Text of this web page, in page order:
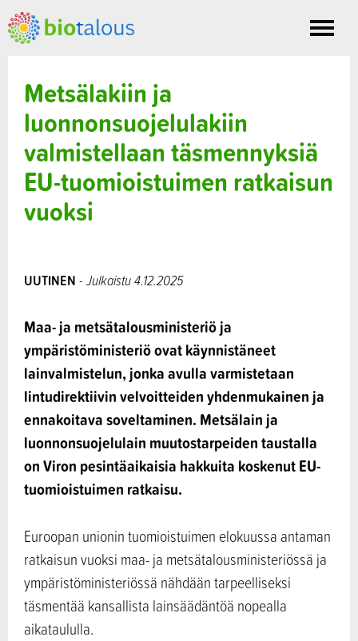
Toggle
Metsälakiin ja
luonnonsuojelulakiin
valmistellaan täsmennyksiä
EU-tuomioistuimen ratkaisun
vuoksi
UUTINEN - Julkaistu 4.12.2025
Maa- ja metsätalousministeriö ja
ympäristöministeriö ovat käynnistäneet
lainvalmistelun, jonka avulla varmistetaan
lintudirektiivin velvoitteiden yhdenmukainen ja
ennakoitava soveltaminen. Metsälain ja
luonnonsuojelulain muutostarpeiden taustalla
on Viron pesintäaikaisia hakkuita koskenut EU-
tuomioistuimen ratkaisu.
Euroopan unionin tuomioistuimen elokuussa antaman
ratkaisun vuoksi maa- ja metsätalousministeriössä ja
ympäristöministeriössä nähdään tarpeelliseksi
täsmentää kansallista lainsäädäntöä nopealla
aikataululla.